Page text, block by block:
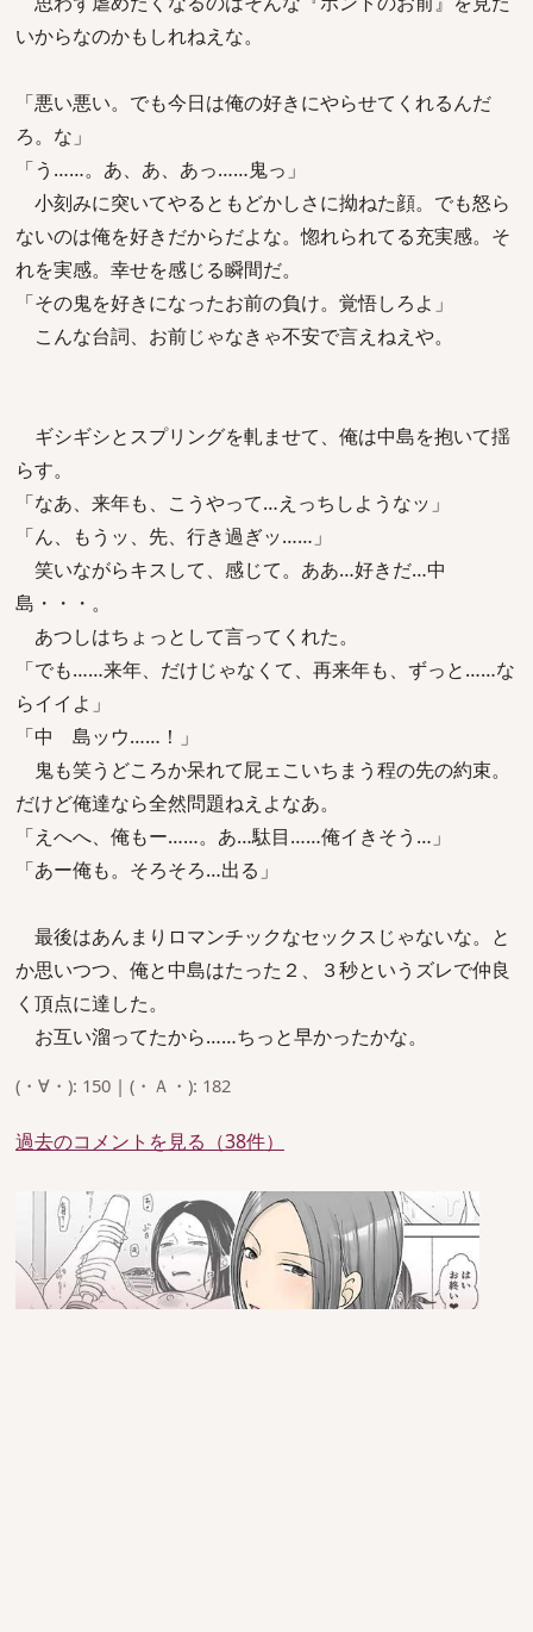
いからなのかもしれねえな。
「悪い悪い。でも今日は俺の好きにやらせてくれるんだ
ろ。な」
「う……。あ、あ、あっ……鬼っ」
小刻みに突いてやるともどかしさに拗ねた顔。でも怒ら
ないのは俺を好きだからだよな。惚れられてる充実感。そ
れを実感。幸せを感じる瞬間だ。
「その鬼を好きになったお前の負け。覚悟しろよ」
こんな台詞、お前じゃなきゃ不安で言えねえや。
ギシギシとスプリングを軋ませて、俺は中島を抱いて揺
らす。
「なあ、来年も、こうやって…えっちしようなッ」
「ん、もうッ、先、行き過ぎッ……」
笑いながらキスして、感じて。ああ…好きだ…中
島・・・。
あつしはちょっとして言ってくれた。
「でも……来年、だけじゃなくて、再来年も、ずっと……な
らイイよ」
「中 島ッウ……！」
鬼も笑うどころか呆れて屁ェこいちまう程の先の約束。
だけど俺達なら全然問題ねえよなあ。
「えへへ、俺もー……。あ…駄目……俺イきそう…」
「あー俺も。そろそろ…出る」
最後はあんまりロマンチックなセックスじゃないな。と
か思いつつ、俺と中島はたった２、３秒というズレで仲良
く頂点に達した。
お互い溜ってたから……ちっと早かったかな。
(・∀・): 150 | (・Ａ・): 182
過去のコメントを見る（38件）